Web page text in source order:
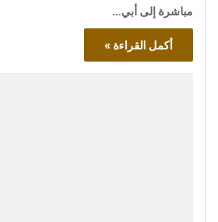
مباشرة إلى أبي…
أكمل القراءة »